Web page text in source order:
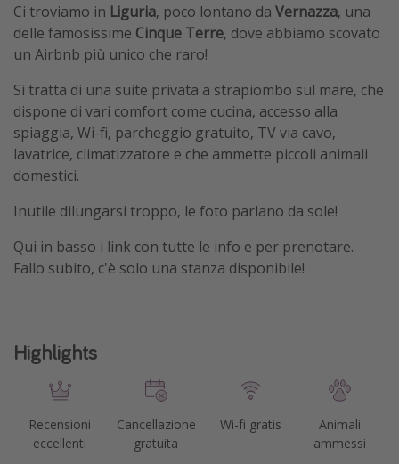
Ci troviamo in Liguria, poco lontano da Vernazza, una
delle famosissime Cinque Terre, dove abbiamo scovato
un Airbnb più unico che raro!
Si tratta di una suite privata a strapiombo sul mare, che
dispone di vari comfort come cucina, accesso alla
spiaggia, Wi-fi, parcheggio gratuito, TV via cavo,
lavatrice, climatizzatore e che ammette piccoli animali
domestici.
Inutile dilungarsi troppo, le foto parlano da sole!
Qui in basso i link con tutte le info e per prenotare.
Fallo subito, c'è solo una stanza disponibile!
Highlights
Recensioni
eccellenti
Cancellazione
gratuita
Wi-fi gratis
Animali
ammessi